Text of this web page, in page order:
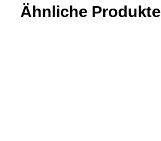
Ähnliche Produkte